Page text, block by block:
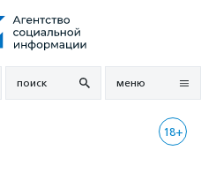
поиск меню
18+